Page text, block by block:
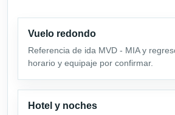
Vuelo redondo
Referencia de ida MVD - MIA y
horario y equipaje por confirmar.
Hotel y noches